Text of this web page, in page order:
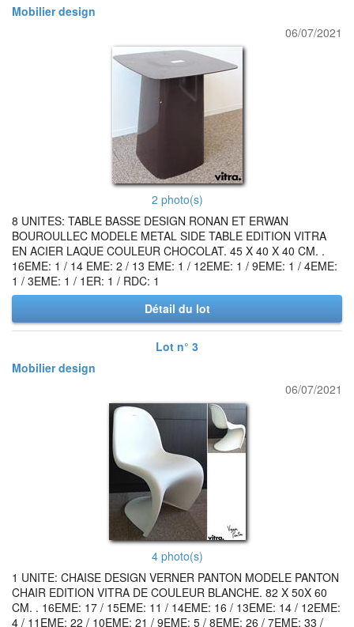
Mobilier design
06/07/2021
2 photo(s)
8 UNITES: TABLE BASSE DESIGN RONAN ET ERWAN
BOUROULLEC MODELE METAL SIDE TABLE EDITION VITRA
EN ACIER LAQUE COULEUR CHOCOLAT. 45 X 40 X 40 CM. .
16EME: 1 / 14 EME: 2 / 13 EME: 1 / 12EME: 1 / 9EME: 1 / 4EME:
1 / 3EME: 1 / 1ER: 1 / RDC: 1
Détail du lot
Lot n° 3
Mobilier design
06/07/2021
4 photo(s)
1 UNITE: CHAISE DESIGN VERNER PANTON MODELE PANTON
CHAIR EDITION VITRA DE COULEUR BLANCHE. 82 X 50X 60
CM. . 16EME: 17 / 15EME: 11 / 14EME: 16 / 13EME: 14 / 12EME:
4 / 11EME: 22 / 10EME: 21 / 9EME: 5 / 8EME: 26 / 7EME: 33 /